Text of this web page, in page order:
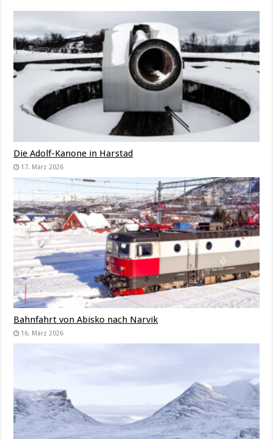
Die Adolf-Kanone in Harstad
17. März 2026
Bahnfahrt von Abisko nach Narvik
16. März 2026